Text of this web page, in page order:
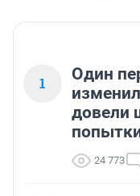
1
Один
довели
24 773